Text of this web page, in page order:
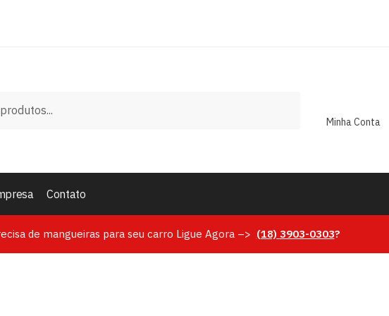
Minha Conta
Contato
de mangueiras para seu carro Ligue Agora –> (18) 3903-0303?